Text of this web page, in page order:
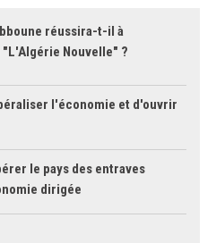
réussira-t-il à
Nouvelle" ?
l'économie et d'ouvrir
le pays des entraves
dirigée